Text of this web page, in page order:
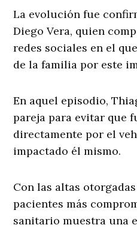
La evolución fue
Diego Vera, quien
redes sociales en el
de la familia por este
En aquel episodio,
pareja para evitar que
directamente por el
impactado él mismo.
Con las altas
pacientes más
sanitario muestra una